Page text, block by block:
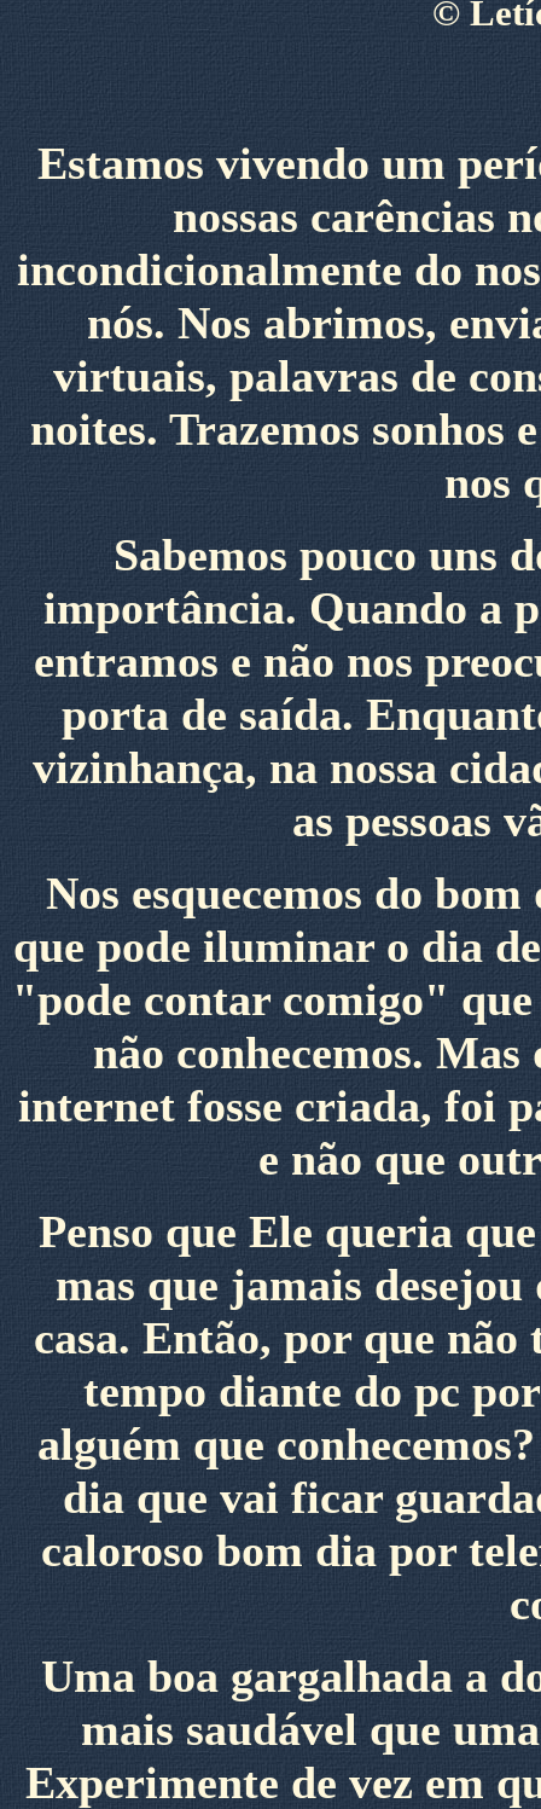
©
Estamos vivendo um
nossas carências
incondicionalmente do
nós. Nos abrimos,
virtuais, palavras de
noites. Trazemos sonhos
nos
Sabemos pouco uns
importância. Quando a
entramos e não nos
porta de saída.
vizinhança, na nossa
as pessoas
Nos esquecemos do
que pode iluminar o dia
"pode contar comigo" que
não conhecemos.
internet fosse criada, foi
e não que
Penso que Ele queria
mas que jamais desejou
casa. Então, por que
tempo diante do pc
alguém que
dia que vai ficar
caloroso bom dia por
Uma boa gargalhada a
mais saudável que
Experimente de vez em